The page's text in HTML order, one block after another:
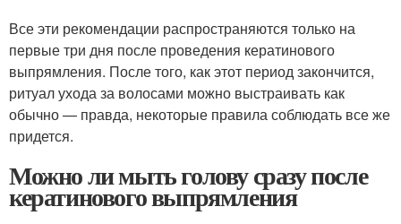
Все эти рекомендации распространяются только на
первые три дня после проведения кератинового
выпрямления. После того, как этот период закончится,
ритуал ухода за волосами можно выстраивать как
обычно — правда, некоторые правила соблюдать все же
придется.
Можно ли мыть голову сразу после
кератинового выпрямления